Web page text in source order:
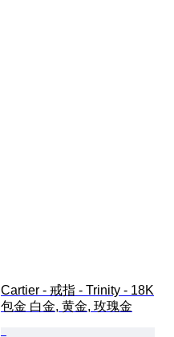
Cartier - 戒指 - Trinity - 18K
包金 白金, 黄金, 玫瑰金